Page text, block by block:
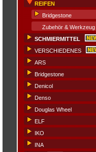
REIFEN
Bridgestone
Zubehör & Werkzeug
SCHMIERMITTEL
VERSCHIEDENES
ARS
Bridgestone
Denicol
Denso
Douglas Wheel
ELF
IKO
INA